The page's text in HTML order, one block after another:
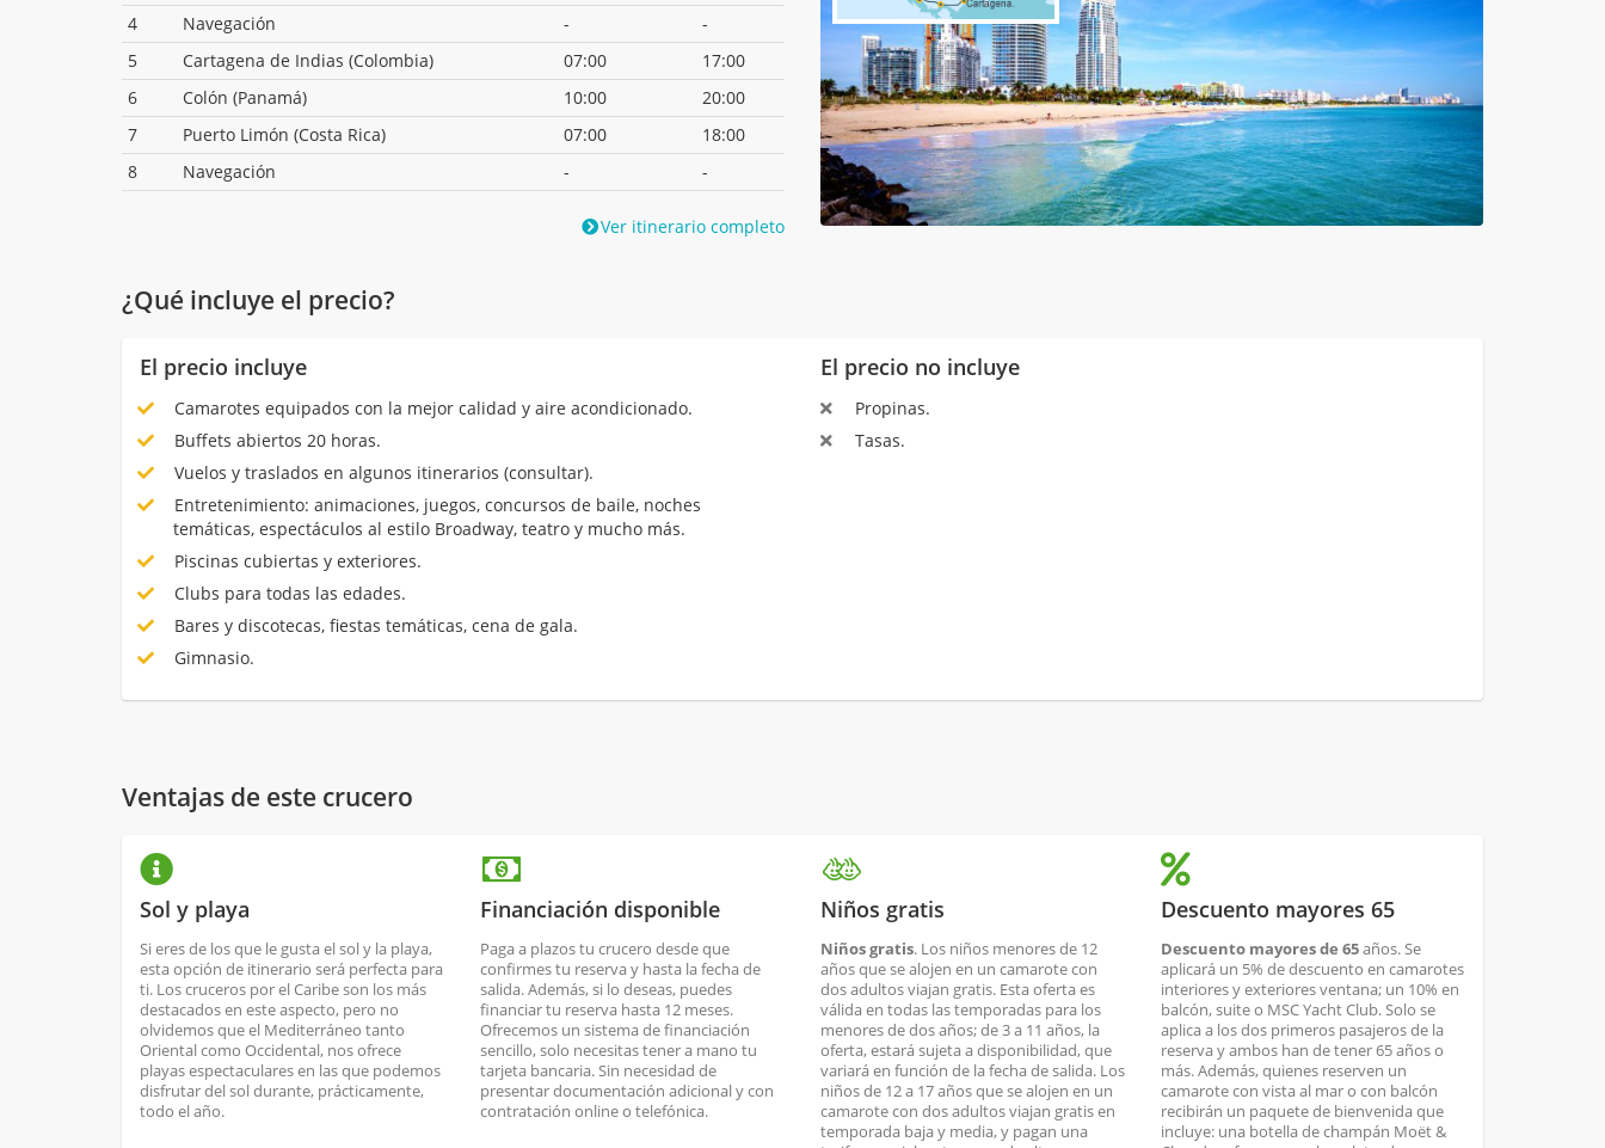
4
Navegación -
-
5
Cartagena de Indias (Colombia) 07:00
17:00
6
Colón (Panamá) 10:00
20:00
7
Puerto Limón (Costa Rica) 07:00
18:00
8
Navegación - -
Ver itinerario completo
¿Qué incluye el precio?
El precio incluye
Camarotes equipados con la mejor calidad y aire acondicionado.
Buffets abiertos 20 horas.
Vuelos y traslados en algunos itinerarios (consultar).
Entretenimiento: animaciones, juegos, concursos de baile, noches
temáticas, espectáculos al estilo Broadway, teatro y mucho más.
Piscinas cubiertas y exteriores.
Clubs para todas las edades.
Bares y discotecas, fiestas temáticas, cena de gala.
Gimnasio.
El precio no incluye
Propinas.
Tasas.
Ventajas de este crucero
Sol y playa
Si eres de los que le gusta el sol y la playa,
esta opción de itinerario será perfecta para
ti. Los cruceros por el Caribe son los más
destacados en este aspecto, pero no
olvidemos que el Mediterráneo tanto
Oriental como Occidental, nos ofrece
playas espectaculares en las que podemos
disfrutar del sol durante, prácticamente,
todo el año.
Financiación disponible
Paga a plazos tu crucero desde que
confirmes tu reserva y hasta la fecha de
salida. Además, si lo deseas, puedes
financiar tu reserva hasta 12 meses.
Ofrecemos un sistema de financiación
sencillo, solo necesitas tener a mano tu
tarjeta bancaria. Sin necesidad de
presentar documentación adicional y con
contratación online o telefónica.
Niños gratis
Niños gratis. Los niños menores de 12
años que se alojen en un camarote con
dos adultos viajan gratis. Esta oferta es
válida en todas las temporadas para los
menores de dos años; de 3 a 11 años, la
oferta, estará sujeta a disponibilidad, que
variará en función de la fecha de salida. Los
niños de 12 a 17 años que se alojen en un
camarote con dos adultos viajan gratis en
temporada baja y media, y pagan una
Descuento mayores 65
Descuento mayores de 65años. Se
aplicará un 5% de descuento en camarotes
interiores y exteriores ventana; un 10% en
balcón, suite o MSC Yacht Club. Solo se
aplica a los dos primeros pasajeros de la
reserva y ambos han de tener 65 años o
más. Además, quienes reserven un
camarote con vista al mar o con balcón
recibirán un paquete de bienvenida que
incluye: una botella de champán Moët &